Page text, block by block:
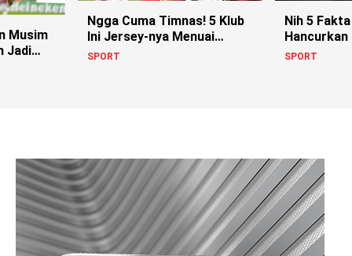
Musim
Jadi
Ngga Cuma Timnas! 5 Klub
Ini Jersey-nya Menuai
Kontroversi!
SPORT
Nih 5
Hancurkan
SPORT